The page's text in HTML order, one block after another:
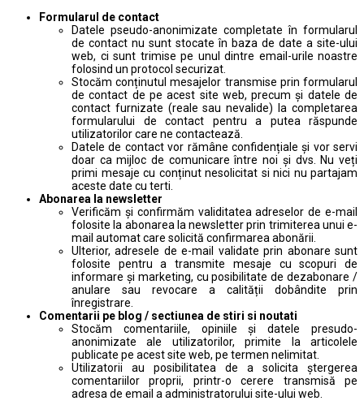
Formularul de contact
Datele pseudo-anonimizate completate în formularul
de contact nu sunt stocate în baza de date a site-ului
web, ci sunt trimise pe unul dintre email-urile noastre
folosind un protocol securizat.
Stocăm conținutul mesajelor transmise prin formularul
de contact de pe acest site web, precum și datele de
contact furnizate (reale sau nevalide) la completarea
formularului de contact pentru a putea răspunde
utilizatorilor care ne contactează.
Datele de contact vor rămâne confidențiale și vor servi
doar ca mijloc de comunicare între noi și dvs. Nu veți
primi mesaje cu conținut nesolicitat si nici nu partajam
aceste date cu terti.
Abonarea la newsletter
Verificăm și confirmăm validitatea adreselor de e-mail
folosite la abonarea la newsletter prin trimiterea unui e-
mail automat care solicită confirmarea abonării.
Ulterior, adresele de e-mail validate prin abonare sunt
folosite pentru a transmite mesaje cu scopuri de
informare și marketing, cu posibilitate de dezabonare /
anulare sau revocare a calității dobândite prin
înregistrare.
Comentarii pe blog / sectiunea de stiri si noutati
Stocăm comentariile, opiniile și datele presudo-
anonimizate ale utilizatorilor, primite la articolele
publicate pe acest site web, pe termen nelimitat.
Utilizatorii au posibilitatea de a solicita ștergerea
comentariilor proprii, printr-o cerere transmisă pe
adresa de email a administratorului site-ului web.